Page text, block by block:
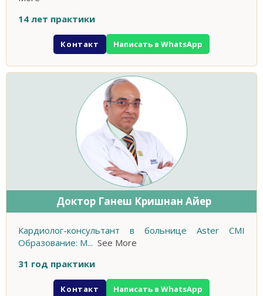
14 лет практики
Контакт Написать в WhatsApp
Доктор Ганеш Кришнан Айер
Кардиолог-консультант в больнице Aster CMI
Образование: M... See More
31 год практики
Контакт Написать в WhatsApp